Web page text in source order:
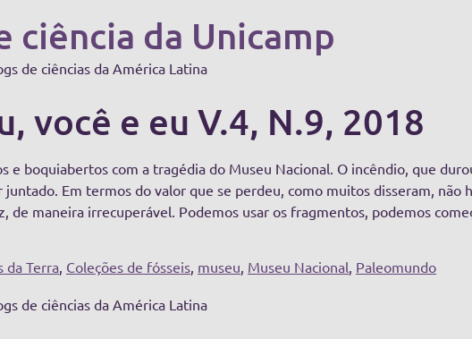
ciência da Unicamp
de ciências da América Latina
você e eu V.4, N.9, 2018
e boquiabertos com a tragédia do Museu Nacional. O incêndio, que
juntado. Em termos do valor que se perdeu, como muitos disseram, não
de maneira irrecuperável. Podemos usar os fragmentos, podemos
da Terra, Coleções de fósseis, museu, Museu Nacional, Paleomundo
de ciências da América Latina